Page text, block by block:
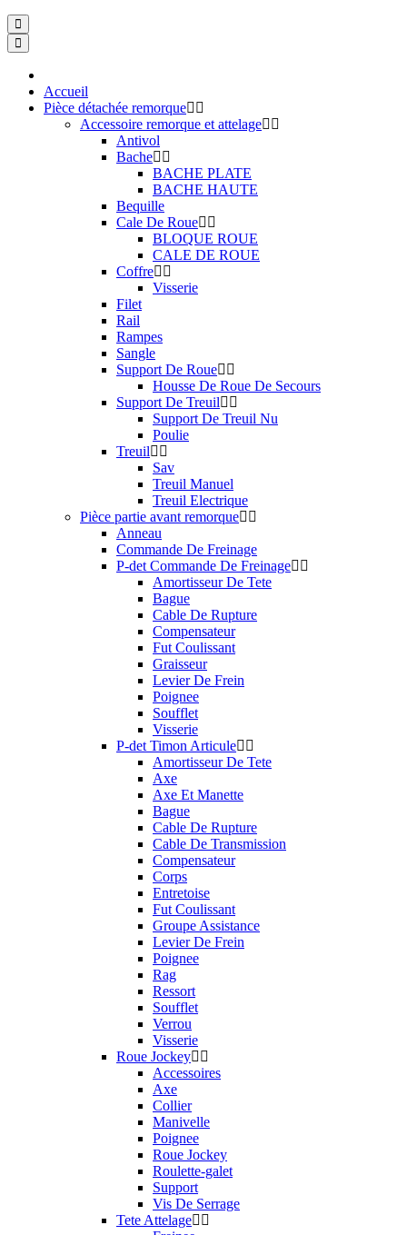
Accueil
Pièce détachée remorque
Accessoire remorque et attelage
Antivol
Bache
BACHE PLATE
BACHE HAUTE
Bequille
Cale De Roue
BLOQUE ROUE
CALE DE ROUE
Coffre
Visserie
Filet
Rail
Rampes
Sangle
Support De Roue
Housse De Roue De Secours
Support De Treuil
Support De Treuil Nu
Poulie
Treuil
Sav
Treuil Manuel
Treuil Electrique
Pièce partie avant remorque
Anneau
Commande De Freinage
P-det Commande De Freinage
Amortisseur De Tete
Bague
Cable De Rupture
Compensateur
Fut Coulissant
Graisseur
Levier De Frein
Poignee
Soufflet
Visserie
P-det Timon Articule
Amortisseur De Tete
Axe
Axe Et Manette
Bague
Cable De Rupture
Cable De Transmission
Compensateur
Corps
Entretoise
Fut Coulissant
Groupe Assistance
Levier De Frein
Poignee
Rag
Ressort
Soufflet
Verrou
Visserie
Roue Jockey
Accessoires
Axe
Collier
Manivelle
Poignee
Roue Jockey
Roulette-galet
Support
Vis De Serrage
Tete Attelage